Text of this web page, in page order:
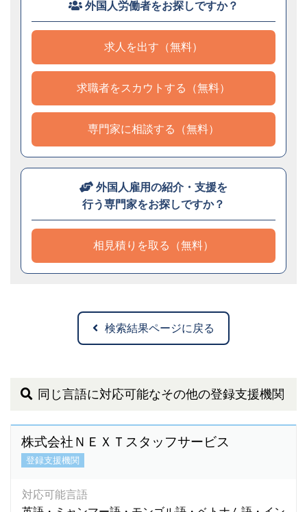
外国人労働者をお探しですか？
求人を出す（無料）
求職者をスカウトする（無料）
専門家に相談する（無料）
外国人雇用の紹介・支援を
行う専門家をお探しですか？
相見積りを取る（無料）
検索結果ページに戻る
同じ言語に対応可能なその他の登録支援機関
株式会社ＮＥＸＴスタッフサービス
登録支援機関
対応可能言語